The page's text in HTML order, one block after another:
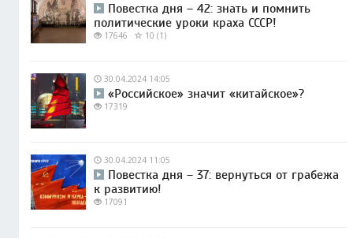
Повестка дня – 42: знать и помнить
политические уроки краха СССР!
17646 10 (1)
30.04.2024 14:05
«Российское» значит «китайское»?
17319
30.04.2024 11:05
Повестка дня – 37: вернуться от грабежа
к развитию!
17091